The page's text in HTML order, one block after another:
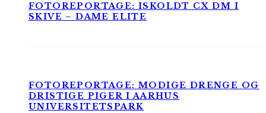
FOTOREPORTAGE: ISKOLDT CX DM I
SKIVE – DAME ELITE
FOTOREPORTAGE: MODIGE DRENGE OG
DRISTIGE PIGER I AARHUS
UNIVERSITETSPARK